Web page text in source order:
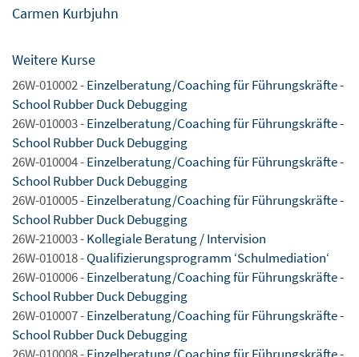
Carmen Kurbjuhn
Weitere Kurse
26W-010002 -Einzelberatung/Coaching für Führungskräfte -
School Rubber Duck Debugging
26W-010003 -Einzelberatung/Coaching für Führungskräfte -
School Rubber Duck Debugging
26W-010004 -Einzelberatung/Coaching für Führungskräfte -
School Rubber Duck Debugging
26W-010005 -Einzelberatung/Coaching für Führungskräfte -
School Rubber Duck Debugging
26W-210003 -Kollegiale Beratung / Intervision
26W-010018 -Qualifizierungsprogramm ‘Schulmediation‘
26W-010006 -Einzelberatung/Coaching für Führungskräfte -
School Rubber Duck Debugging
26W-010007 -Einzelberatung/Coaching für Führungskräfte -
School Rubber Duck Debugging